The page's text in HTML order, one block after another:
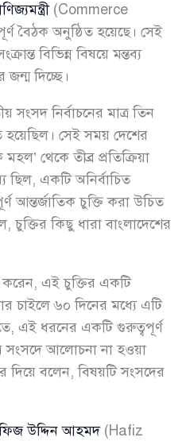
(Commerce
বৈঠক অনুষ্ঠিত হয়েছে। সেই
বিভিন্ন বিষয়ে মন্তব্য
দিচ্ছে।
সংসদ নির্বাচনের মাত্র তিন
সেই সময় দেশের
থেকে তীব্র প্রতিক্রিয়া
ছিল, একটি অনির্বাচিত
আন্তর্জাতিক চুক্তি করা উচিত
কিছু ধারা বাংলাদেশের
করেন, এই চুক্তির একটি
চাইলে ৬০ দিনের মধ্যে এটি
এই ধরনের একটি গুরুত্বপূর্ণ
সংসদে আলোচনা না হওয়া
দিয়ে বলেন, বিষয়টি সংসদের
উদ্দিন আহমদ(Hafiz